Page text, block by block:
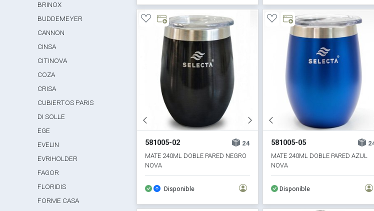
BRINOX
BUDDEMEYER
CANNON
CINSA
CITINOVA
COZA
CRISA
CUBIERTOS PARIS
DI SOLLE
EGE
EVELIN
EVRIHOLDER
FAGOR
FLORIDIS
FORME CASA
581005-02
24
MATE 240ML DOBLE PARED NEGRO
NOVA
Disponible
581005-05
MATE 240ML DOBLE PARED AZUL
NOVA
Disponible